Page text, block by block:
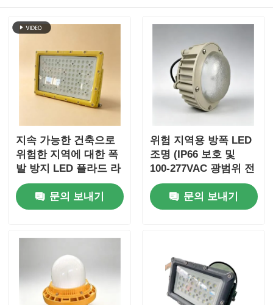
지속 가능한 건축으로
위험한 지역에 대한 폭
발 방지 LED 플라드 라
이트
문의 보내기
위험 지역용 방폭 LED
조명 (IP66 보호 및
100-277VAC 광범위 전
압 입력)
문의 보내기